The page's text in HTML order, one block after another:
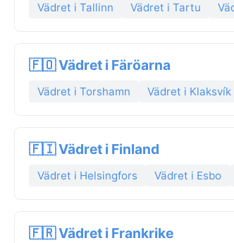
Vädret i Tallinn Vädret i Tartu
🇫🇴 Vädret i Färöarna
Vädret i Torshamn Vädret i Klaksvík
🇫🇮 Vädret i Finland
Vädret i Helsingfors Vädret i Esbo
🇫🇷 Vädret i Frankrike